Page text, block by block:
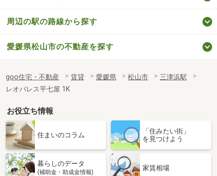
周辺の駅の路線から探す
愛媛県松山市の不動産を探す
goo住宅・不動産 賃貸 愛媛県 松山市
三津浜駅
レオパレス平七屋 1K
お役立ち情報
住まいのコラム
「住みたい街」
を見つけよう
暮らしのデータ
(補助金・助成金情報)
家賃相場